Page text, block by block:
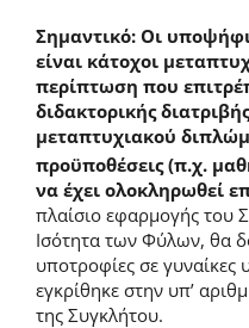
Σημαντικό: Οι
είναι κάτοχοι
περίπτωση που
διδακτορικής
μεταπτυχιακού
προϋποθέσεις (π.χ.
να έχει ολοκληρωθεί
πλαίσιο εφαρμογής του
Ισότητα των Φύλων, θα
υποτροφίες σε
εγκρίθηκε στην υπ’
της Συγκλήτου.